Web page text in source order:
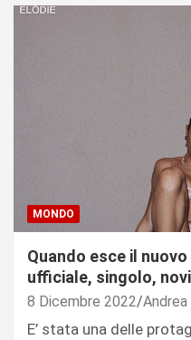
MONDO
Quando esce il
ufficiale, singolo,
8 Dicembre 2022
E’ stata una delle